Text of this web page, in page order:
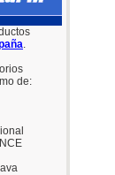
.
de: